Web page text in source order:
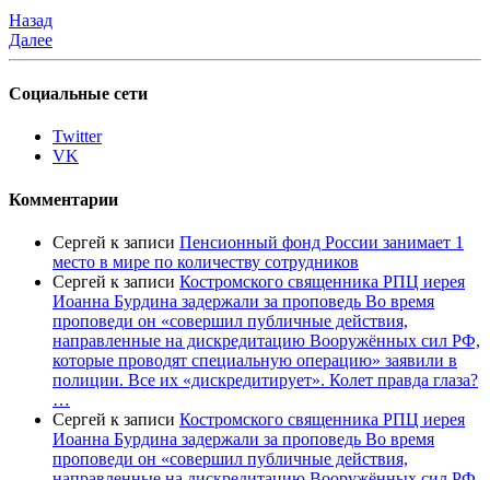
Назад
Далее
Социальные сети
Twitter
VK
Комментарии
Сергей к записи Пенсионный фонд России занимает 1
место в мире по количеству сотрудников
Сергей к записи Костромского священника РПЦ иерея
Иоанна Бурдина задержали за проповедь Во время
проповеди он «совершил публичные действия,
направленные на дискредитацию Вооружённых сил РФ,
которые проводят специальную операцию» заявили в
полиции. Все их «дискредитирует». Колет правда глаза?
…
Сергей к записи Костромского священника РПЦ иерея
Иоанна Бурдина задержали за проповедь Во время
проповеди он «совершил публичные действия,